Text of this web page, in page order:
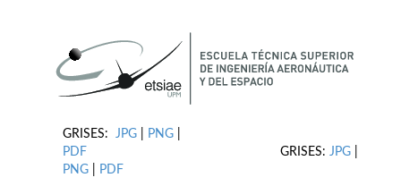
GRISES: JPG PNG
PDF GRISES: JPG
PNG
PDF